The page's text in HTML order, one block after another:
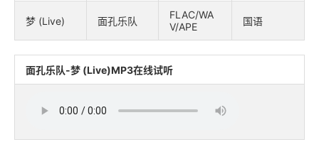
梦 (Live) 面孔乐队
FLAC/WA
V/APE
国语
面孔乐队-梦 (Live)MP3在线试听